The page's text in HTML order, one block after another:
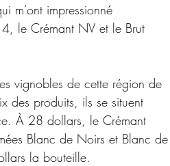
m’ont impressionné
le Crémant NV et le Brut
vignobles de cette région de
des produits, ils se situent
À 28 dollars, le Crémant
Blanc de Noirs et Blanc de
la bouteille.